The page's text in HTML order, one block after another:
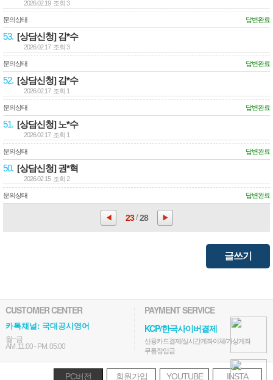
2026.02.19 조회 3
문의상태 답변완료
53. [상담신청] 김*수
2026.02.17 조회 3
문의상태 답변완료
52. [상담신청] 김*수
2026.02.17 조회 1
문의상태 답변완료
51. [상담신청] 노*수
2026.02.17 조회 1
문의상태 답변완료
50. [상담신청] 권*혁
2026.02.15 조회 2
문의상태 답변완료
◀ 23/28 ▶
글쓰기
CUSTOMER CENTER
카톡채널: 국대공시영어
월~금
AM. 11:00 - PM. 05:00
PAYMENT SERVICE
KCP/한국사이버결제
신용카드결제/실시간계좌이체/가상계좌
무통장입금
PC버전 회원가입 YOUTUBE INSTA